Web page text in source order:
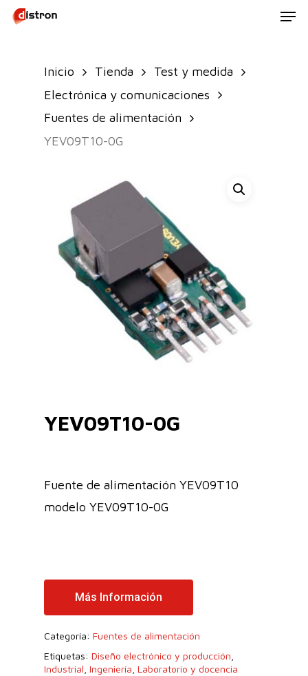
Skip
Inicio Tienda
Test y medida
Electrónica y comunicaciones
Fuentes de alimentación
YEV09T10-0G
YEV09T10-0G
Fuente de alimentación YEV09T10
modelo YEV09T10-0G
Más Información
Categoría: Fuentes de alimentación
Etiquetas: Diseño electrónico y producción
Industrial Ingeniería Laboratorio y docencia